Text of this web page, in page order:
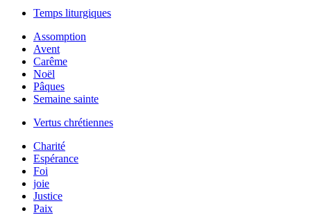
Temps liturgiques
Assomption
Avent
Carême
Noël
Pâques
Semaine sainte
Vertus chrétiennes
Charité
Espérance
Foi
joie
Justice
Paix